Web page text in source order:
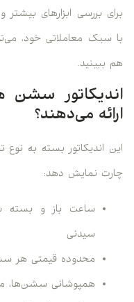
برای بررسی ابزارهای بیشتر
با سبک معاملاتی خود،
هم ببینید.
اندیکاتور سشن
ارائه می‌دهند؟
این اندیکاتور بسته به نوع
چارت نمایش دهد:
ساعت باز و بسته
سیدنی
محدوده قیمتی هر
همپوشانی سشن‌ها،